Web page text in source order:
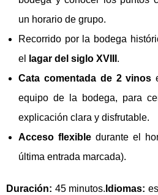
un horario de grupo.
Recorrido por la bodega
el
lagar del siglo XVIII .
Cata comentada de 2 vinos
equipo de la bodega, para
explicación clara y disfrutable.
Acceso flexibledurante el
última entrada marcada).
Duración: 45 minutos. Idiomas: